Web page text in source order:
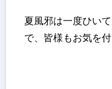
夏風邪は一度ひい
で、皆様もお気を付